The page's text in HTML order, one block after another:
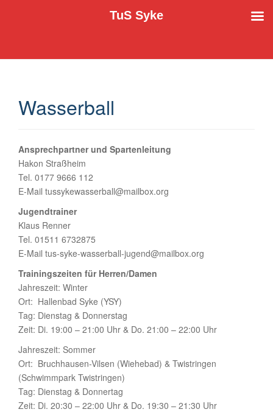
Wasserball
Ansprechpartner und Spartenleitung
Hakon Straßheim
Tel. 0177 9666 112
E-Mail tussykewasserball@mailbox.org
Jugendtrainer
Klaus Renner
Tel. 01511 6732875
E-Mail tus-syke-wasserball-jugend@mailbox.org
Trainingszeiten für Herren/Damen
Jahreszeit: Winter
Ort: Hallenbad Syke (YSY)
Tag: Dienstag & Donnerstag
Zeit: Di. 19:00 – 21:00 Uhr & Do. 21:00 – 22:00 Uhr
Jahreszeit: Sommer
Ort: Bruchhausen-Vilsen (Wiehebad) & Twistringen
(Schwimmpark Twistringen)
Tag: Dienstag & Donnertag
Zeit: Di. 20:30 – 22:00 Uhr & Do. 19:30 – 21:30 Uhr
TuS Syke